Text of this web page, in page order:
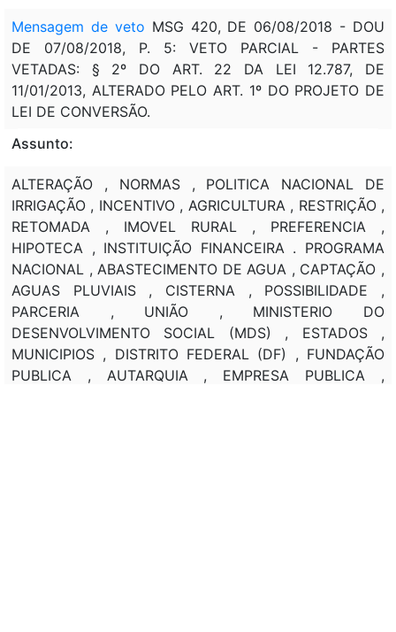
Mensagem de veto MSG 420, DE 06/08/2018 - DOU
DE 07/08/2018, P. 5: VETO PARCIAL - PARTES
VETADAS: § 2º DO ART. 22 DA LEI 12.787, DE
11/01/2013, ALTERADO PELO ART. 1º DO PROJETO DE
LEI DE CONVERSÃO.
Assunto:
ALTERAÇÃO , NORMAS , POLITICA NACIONAL DE
IRRIGAÇÃO , INCENTIVO , AGRICULTURA , RESTRIÇÃO ,
RETOMADA , IMOVEL RURAL , PREFERENCIA ,
HIPOTECA , INSTITUIÇÃO FINANCEIRA . PROGRAMA
NACIONAL , ABASTECIMENTO DE AGUA , CAPTAÇÃO ,
AGUAS PLUVIAIS , CISTERNA , POSSIBILIDADE ,
PARCERIA , UNIÃO , MINISTERIO DO
DESENVOLVIMENTO SOCIAL (MDS) , ESTADOS ,
MUNICIPIOS , DISTRITO FEDERAL (DF) , FUNDAÇÃO
PUBLICA , AUTARQUIA , EMPRESA PUBLICA ,